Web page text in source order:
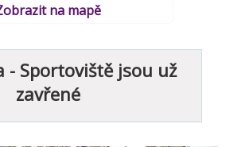
na mapě
- Sportoviště jsou už
zavřené